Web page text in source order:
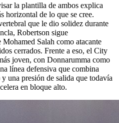
la plantilla de ambos explica
horizontal de lo que se cree.
que le dio solidez durante
Robertson sigue
Salah como atacante
cerrados. Frente a eso, el City
joven, con Donnarumma como
línea defensiva que combina
una presión de salida que todavía
en bloque alto.